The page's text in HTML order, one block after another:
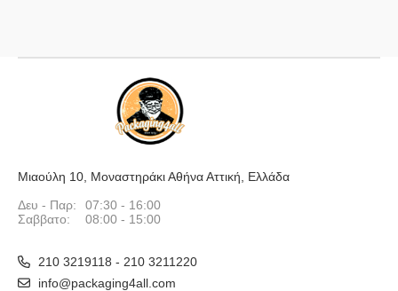
Μιαούλη 10, Μοναστηράκι Αθήνα Αττική, Ελλάδα
Δευ - Παρ:
Σαββατο:
07:30 - 16:00
08:00 - 15:00
210 3219118 - 210 3211220
info@packaging4all.com